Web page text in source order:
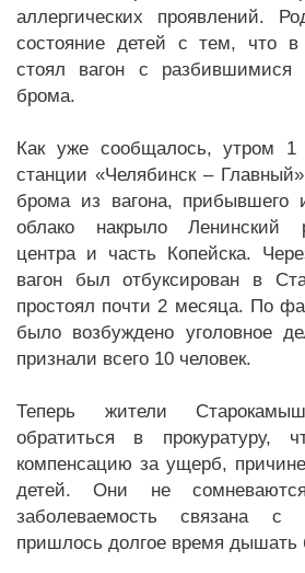
аллергических проявлений.
состояние детей с тем, что в
стоял вагон с разбившимися
брома.
Как уже сообщалось, утром 1
станции «Челябинск –
брома из вагона, прибывшего
облако накрыло Ленинский
центра и часть Копейска.
вагон был отбуксирован в
простоял почти 2 месяца. По
было возбуждено уголовное
признали всего 10 человек.
Теперь жители
обратиться в прокуратуру,
компенсацию за ущерб,
детей. Они не
заболеваемость связана
пришлось долгое время дышать